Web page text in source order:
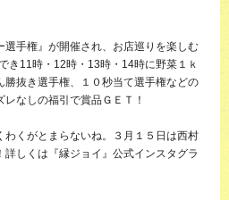
選手権』が開催され、お店巡りを楽しむ
き11時・12時・13時・14時に野菜１ｋ
勝抜き選手権、１０秒当て選手権などの
なしの福引で賞品ＧＥＴ！
わくがとまらないね。３月１５日は西村
しくは『縁ジョイ』公式インスタグラ